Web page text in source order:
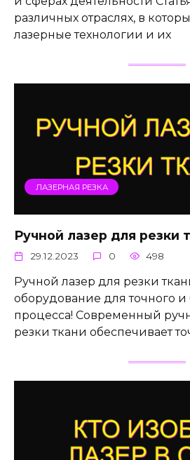
различных отраслях, в
лазерные технологии и их
ЛАЗЕРНАЯ РЕЗКА
Ручной лазер для резки
29.12.2023 0 498
Ручной лазер для резки
оборудование для точного и
процесса! Современный
резки ткани обеспечивает